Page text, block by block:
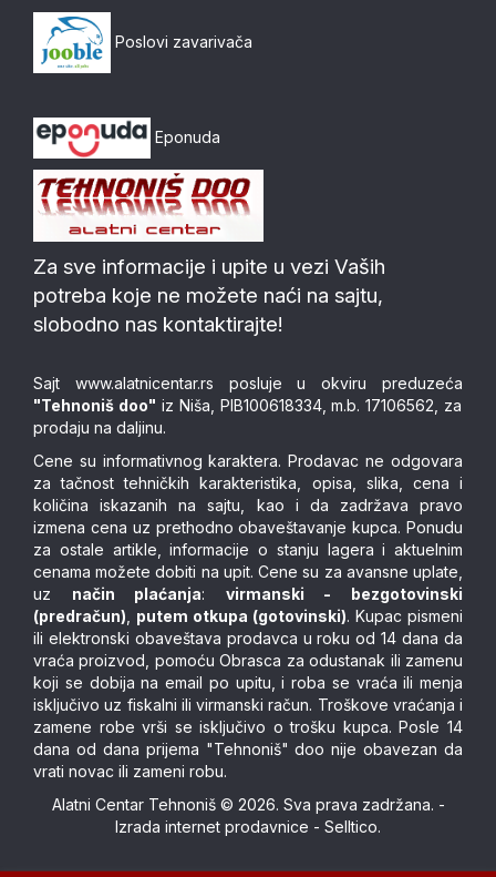
Poslovi zavarivača
Eponuda
Za sve informacije i upite u vezi Vaših
potreba koje ne možete naći na sajtu,
slobodno nas kontaktirajte!
Sajt www.alatnicentar.rs posluje u okviru preduzeća
"Tehnoniš doo" iz Niša, PIB100618334, m.b. 17106562, za
prodaju na daljinu.
Cene su informativnog karaktera. Prodavac ne odgovara
za tačnost tehničkih karakteristika, opisa, slika, cena i
količina iskazanih na sajtu, kao i da zadržava pravo
izmena cena uz prethodno obaveštavanje kupca. Ponudu
za ostale artikle, informacije o stanju lagera i aktuelnim
cenama možete dobiti na upit. Cene su za avansne uplate,
uz način plaćanja: virmanski - bezgotovinski
(predračun)
putem otkupa (gotovinski). Kupac pismeni
ili elektronski obaveštava prodavca u roku od 14 dana da
vraća proizvod, pomoću Obrasca za odustanak ili zamenu
koji se dobija na email po upitu, i roba se vraća ili menja
isključivo uz fiskalni ili virmanski račun. Troškove vraćanja i
zamene robe vrši se isključivo o trošku kupca. Posle 14
dana od dana prijema "Tehnoniš" doo nije obavezan da
vrati novac ili zameni robu.
Alatni Centar Tehnoniš © 2026. Sva prava zadržana. -
Izrada internet prodavnice - Selltico.